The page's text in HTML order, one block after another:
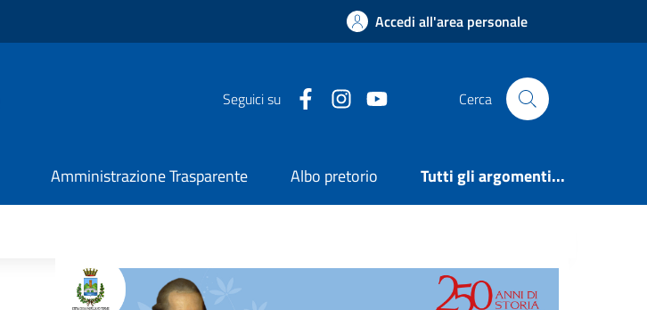
Accedi all'area personale
Seguici su FacebookInstagramYouTube Cerca
Amministrazione Trasparente Albo pretorio Tutti gli argomenti...